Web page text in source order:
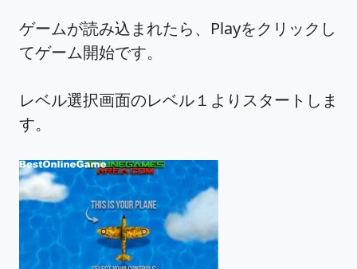
ゲームが読み込まれたら、Playをクリックし
てゲーム開始です。
レベル選択画面のレベル１よりスタートしま
す。